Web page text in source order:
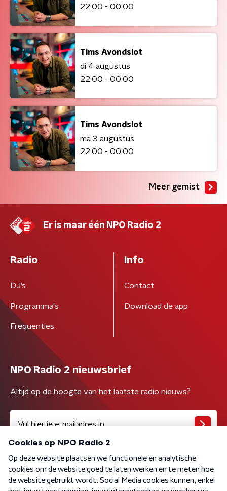
22:00 - 00:00
Tims Avondslot
di 4 augustus
22:00 - 00:00
Tims Avondslot
ma 3 augustus
22:00 - 00:00
Meer gemist
Er is maar één NPO Radio 2
Radio
DJ’s
Programma's
Frequenties
Info
Contact
Download de app
NPO Radio 2 nieuwsbrief
Altijd op de hoogte van het laatste radio nieuws?
Algemene voorwaarden